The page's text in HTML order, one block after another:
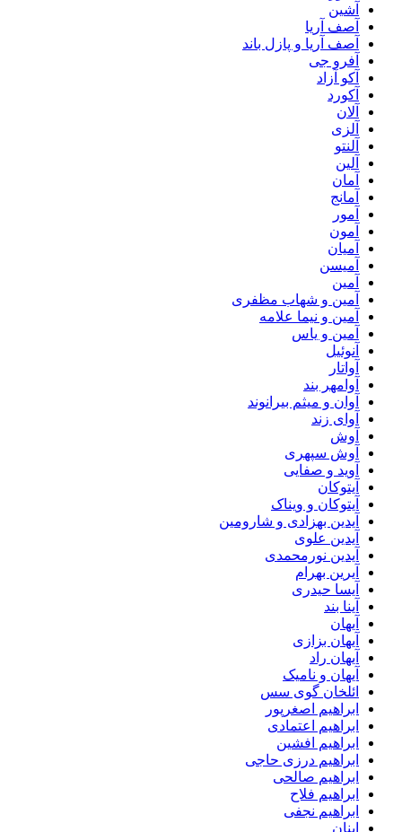
آشین
آصف آریا
آصف آریا و پازل باند
آفرو جی
آکو آزاد
آکورد
آلان
آلزی
آلنتو
آلین
آمان
آمانج
آمور
آمون
آمیان
آمیسن
آمین
آمین و شهاب مظفری
آمین و نیما علامه
آمین و یاس
آنوئیل
آواتار
آوامهر بند
آوان و میثم بیرانوند
آوای زند
آوش
آوش سپهری
آوید و صفایی
آیتوکان
آیتوکان و ویناک
آیدین بهزادی و شارومین
آیدین علوی
آیدین نورمحمدی
آیرین بهرام
آیسا حیدری
آینا بند
آیهان
آیهان بزازی
آیهان راد
آیهان و نامیک
ائلخان گوی سس
ابراهیم اصغرپور
ابراهیم اعتمادی
ابراهیم افشین
ابراهیم درزی حاجی
ابراهیم صالحی
ابراهیم فلاح
ابراهیم نجفی
ابنان